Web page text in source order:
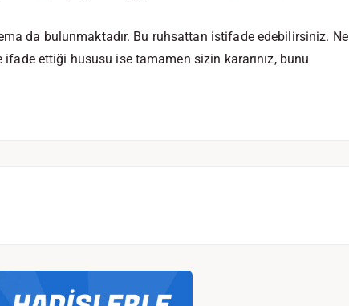
da bulunmaktadır. Bu ruhsattan istifade edebilirsiniz. Ne
ifade ettiği hususu ise tamamen sizin kararınız, bunu